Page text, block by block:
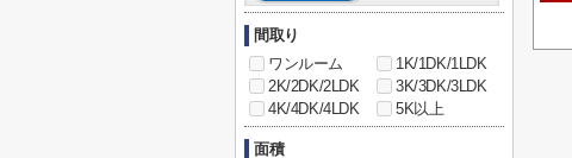
間取り
ワンルーム
1K/1DK/1LDK
2K/2DK/2LDK
3K/3DK/3LDK
4K/4DK/4LDK
5K以上
面積